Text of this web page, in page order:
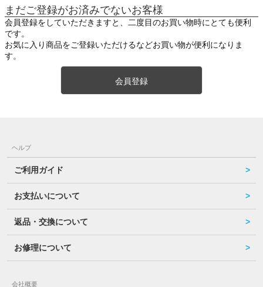
まだご登録がお済みでないお客様
会員登録をしていただきますと、二度目のお買い物時にとても便利
です。
お気に入り商品をご登録いただけるなどお買い物が便利になりま
す。
会員登録
ヘルプ
ご利用ガイド
お支払いについて
返品・交換について
お修理について
会社概要